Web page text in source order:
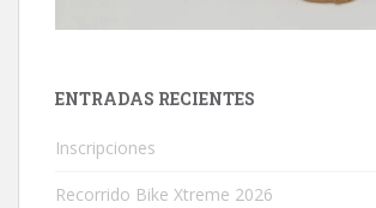
ENTRADAS RECIENTES
Inscripciones
Recorrido Bike Xtreme 2026